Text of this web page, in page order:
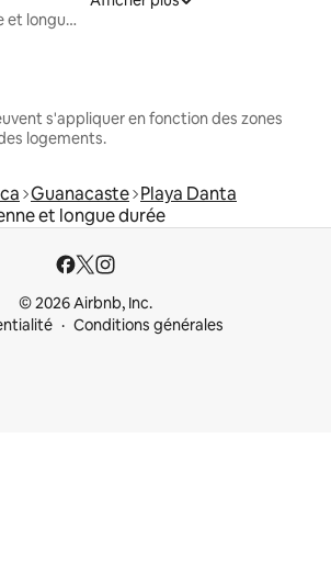
Locations moyenne et longue durée
s'appliquer en fonction des zones
logements.
Guanacaste Playa Danta
et longue durée
© 2026 Airbnb, Inc.
Conditions générales